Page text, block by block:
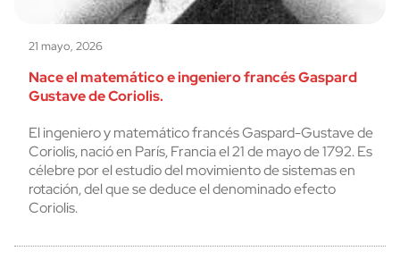
21 mayo, 2026
Nace el matemático e ingeniero francés Gaspard
Gustave de Coriolis.
El ingeniero y matemático francés Gaspard-Gustave de
Coriolis, nació en París, Francia el 21 de mayo de 1792. Es
célebre por el estudio del movimiento de sistemas en
rotación, del que se deduce el denominado efecto
Coriolis.